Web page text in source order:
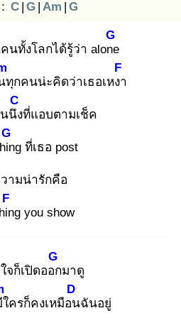
C | G | Am | G
นทั้งโลกได้รู้ว่า alone
G
ทุกคนน่ะคิดว่าเธอเหงา
F
นึง
C
ที่แอบตามเช็ค
G
g ที่เธอ post
ามน่ารักคือ
F
g you show
จก็เปิดออก
G
มาดู
ใครก็คงเหมือน
D
ฉันอยู่